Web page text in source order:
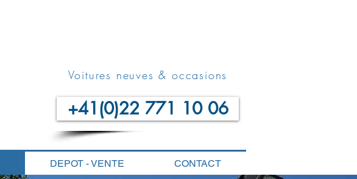
Voitures neuves & occasions
+41(0)22 771 10 06
DEPOT - VENTE CONTACT